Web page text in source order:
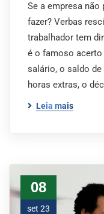
Se a empresa
fazer? Verbas
trabalhador tem
é o famoso
salário, o saldo
horas extras, o
Leia mais
08
set 23